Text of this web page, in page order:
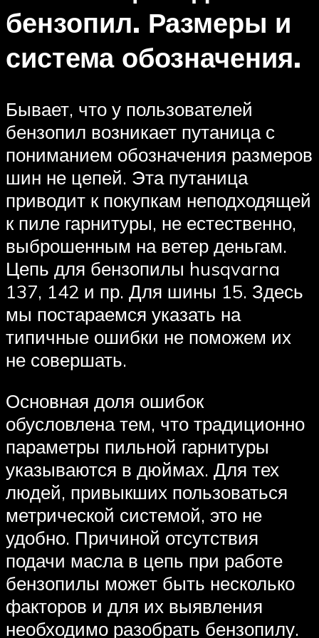
бензопил. Размеры и
система обозначения.
Бывает, что у пользователей
бензопил возникает путаница с
пониманием обозначения размеров
шин не цепей. Эта путаница
приводит к покупкам неподходящей
к пиле гарнитуры, не естественно,
выброшенным на ветер деньгам.
Цепь для бензопилы husqvarna
137, 142 и пр. Для шины 15. Здесь
мы постараемся указать на
типичные ошибки не поможем их
не совершать.
Основная доля ошибок
обусловлена тем, что традиционно
параметры пильной гарнитуры
указываются в дюймах. Для тех
людей, привыкших пользоваться
метрической системой, это не
удобно. Причиной отсутствия
подачи масла в цепь при работе
бензопилы может быть несколько
факторов и для их выявления
необходимо разобрать бензопилу.